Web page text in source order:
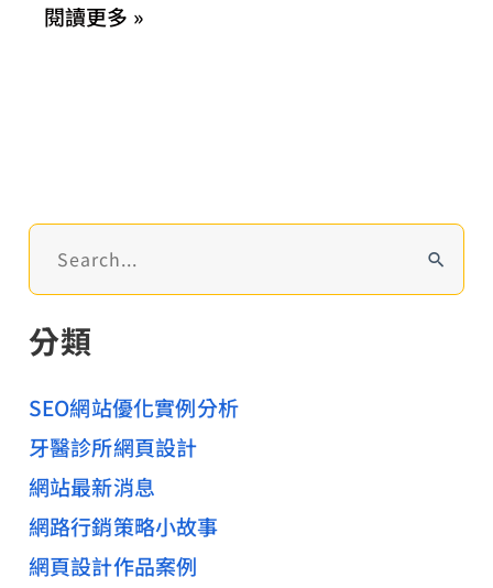
流
自
己
來！
閱讀更多 »
尋
鍵
:
分類
SEO網站優化實例分析
牙醫診所網頁設計
網站最新消息
網路行銷策略小故事
網頁設計作品案例